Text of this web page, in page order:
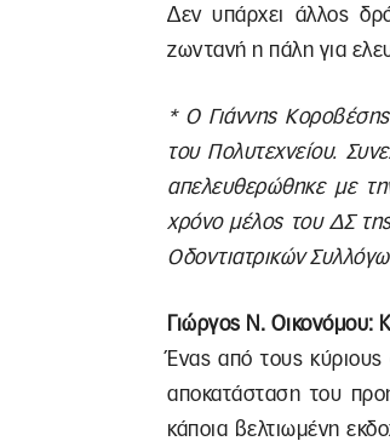
Δεν υπάρχει άλλος
ζωντανή η πάλη για
* Ο Γιάννης Κοροβέσης
του Πολυτεχνείου.
απελευθερώθηκε με
χρόνο μέλος του ΔΣ
Οδοντιατρικών
Γιώργος Ν. Οικονόμου:
Ένας από τους
αποκατάσταση του
κάποια βελτιωμένη